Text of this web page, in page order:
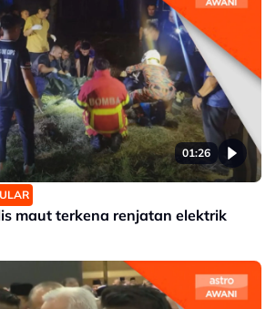
01:26
maut terkena renjatan elektrik